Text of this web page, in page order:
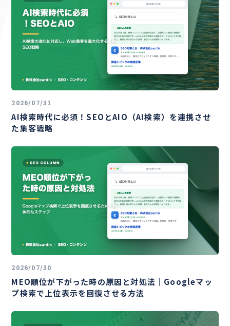
2026/07/31
AI検索時代に必須！SEOとAIO（AI検索）を連携させ
た集客戦略
2026/07/30
MEO順位が下がった時の原因と対処法｜Googleマッ
プ検索で上位表示を回復させる方法